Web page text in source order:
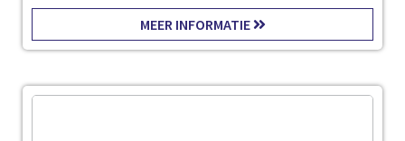
MEER INFORMATIE